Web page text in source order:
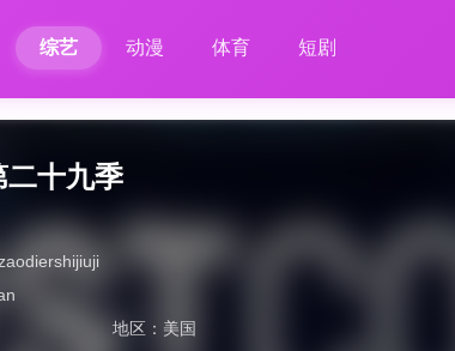
综艺 动漫 体育 短剧
二十九季
地区： 美国